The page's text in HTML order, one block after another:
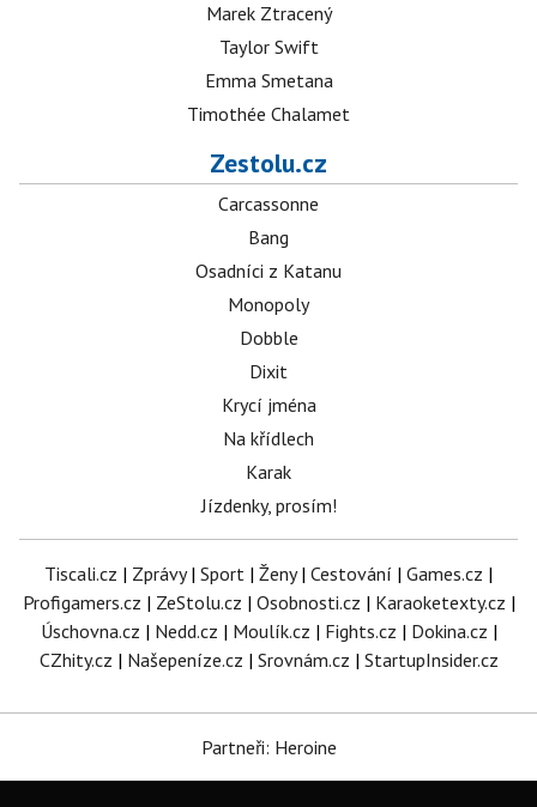
Marek Ztracený
Taylor Swift
Emma Smetana
Timothée Chalamet
Zestolu.cz
Carcassonne
Bang
Osadníci z Katanu
Monopoly
Dobble
Dixit
Krycí jména
Na křídlech
Karak
Jízdenky, prosím!
Tiscali.cz | Zprávy| Sport | Ženy| Cestování | Games.cz |
Profigamers.cz | ZeStolu.cz | Osobnosti.cz | Karaoketexty.cz |
Úschovna.cz | Nedd.cz | Moulík.cz | Fights.cz | Dokina.cz |
CZhity.cz | Našepeníze.cz | Srovnám.cz | StartupInsider.cz
Partneři: Heroine